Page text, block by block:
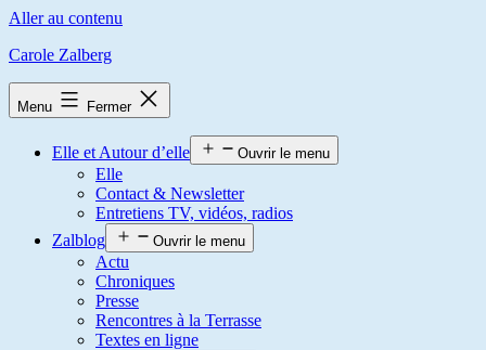
Aller au contenu
Carole Zalberg
Menu Fermer
Elle et Autour d’elle Ouvrir le menu
Elle
Contact & Newsletter
Entretiens TV, vidéos, radios
Zalblog
Ouvrir le menu
Actu
Chroniques
Presse
Rencontres à la Terrasse
Textes en ligne